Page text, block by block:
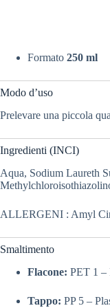
Formato 250 ml
Modo d’uso
Prelevare una piccola
Ingredienti (INCI)
Aqua, Sodium Laureth
ALLERGENI : Amyl
Smaltimento
Flacone: PET 1 –
Tappo: PP 5 –